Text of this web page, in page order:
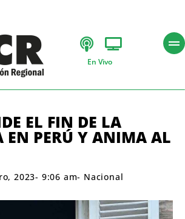
En Vivo
EL FIN DE LA
EN PERÚ Y ANIMA AL
2023- 9:06 am- Nacional